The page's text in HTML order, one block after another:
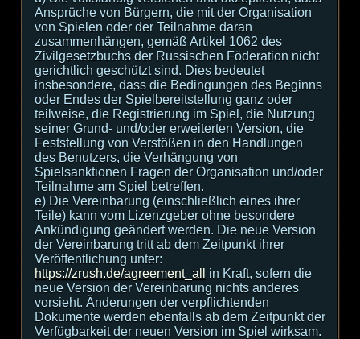
Ansprüche von Bürgern, die mit der Organisation
von Spielen oder der Teilnahme daran
zusammenhängen, gemäß Artikel 1062 des
Zivilgesetzbuchs der Russischen Föderation nicht
gerichtlich geschützt sind. Dies bedeutet
insbesondere, dass die Bedingungen des Beginns
oder Endes der Spielbereitstellung ganz oder
teilweise, die Registrierung im Spiel, die Nutzung
seiner Grund- und/oder erweiterten Version, die
Feststellung von Verstößen in den Handlungen
des Benutzers, die Verhängung von
Spielsanktionen Fragen der Organisation und/oder
Teilnahme am Spiel betreffen.
e) Die Vereinbarung (einschließlich eines ihrer
Teile) kann vom Lizenzgeber ohne besondere
Ankündigung geändert werden. Die neue Version
der Vereinbarung tritt ab dem Zeitpunkt ihrer
Veröffentlichung unter:
https://zrush.de/agreement_all
in Kraft, sofern die
neue Version der Vereinbarung nichts anderes
vorsieht. Änderungen der verpflichtenden
Dokumente werden ebenfalls ab dem Zeitpunkt der
Verfügbarkeit der neuen Version im Spiel wirksam.